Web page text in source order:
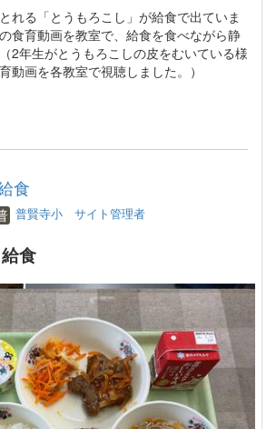
れる「とうもろこし」が給食で出ていま
食育動画を教室で、給食を食べながら静
2年生がとうもろこしの皮をむいている様
動画を各教室で視聴しました。）
食
普賢寺小 サイト管理者
食